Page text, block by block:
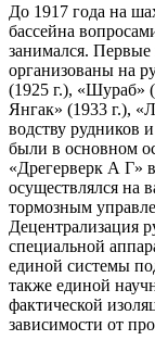
До 1917 года на
бассейна
занимался. Первые
организованы на
(1925 г.), «Шураб»
Янгак» (1933 г.),
водству рудников
были в основном
«Дрегерверк А Г»
осуществлялся на
тормозным
Децентрализация
специальной
единой системы
также единой
фактической
зависимо­сти от